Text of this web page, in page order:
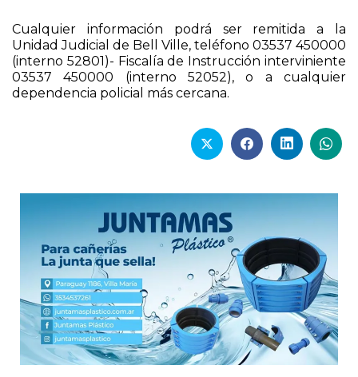
Cualquier información podrá ser remitida a la
Unidad Judicial de Bell Ville, teléfono 03537 450000
(interno 52801)- Fiscalía de Instrucción interviniente
03537 450000 (interno 52052), o a cualquier
dependencia policial más cercana.